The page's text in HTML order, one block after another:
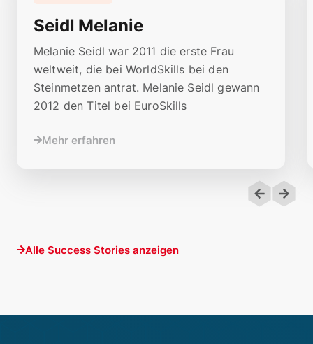
Seidl Melanie
Melanie Seidl war 2011 die erste Frau
weltweit, die bei WorldSkills bei den
Steinmetzen antrat. Melanie Seidl gewann
2012 den Titel bei EuroSkills
Mehr erfahren
Alle Success Stories anzeigen